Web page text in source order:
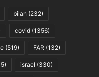
bilan (232)
covid (1356)
(519) FAR (132)
israel (330)